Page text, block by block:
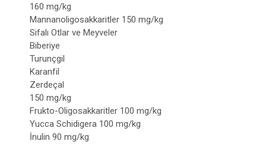
160 mg/kg
Mannanoligosakkaritler 150 mg/kg
Sifalı Otlar ve Meyveler
Biberiye
Turunçgil
Karanfil
Zerdeçal
150 mg/kg
Frukto-Oligosakkaritler 100 mg/kg
Yucca Schidigera 100 mg/kg
İnulin 90 mg/kg